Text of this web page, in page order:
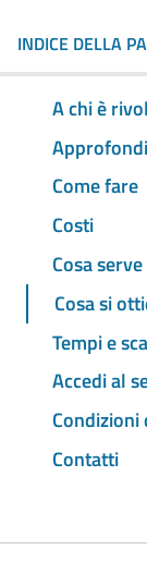
INDICE DELLA
A chi è
Come fare
Costi
Cosa serve
Cosa si
Tempi e
Accedi al
Condizioni
Contatti